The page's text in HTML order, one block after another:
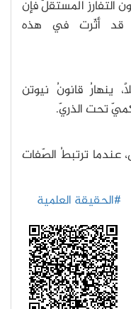
التفارز المستقلّ فإن
قد أثّرت في هذه
ينهارُ قانونُ نيوتن
تحت الذريّ.
عندما ترتبطُ الصّفات
#الحقيقة العلمية